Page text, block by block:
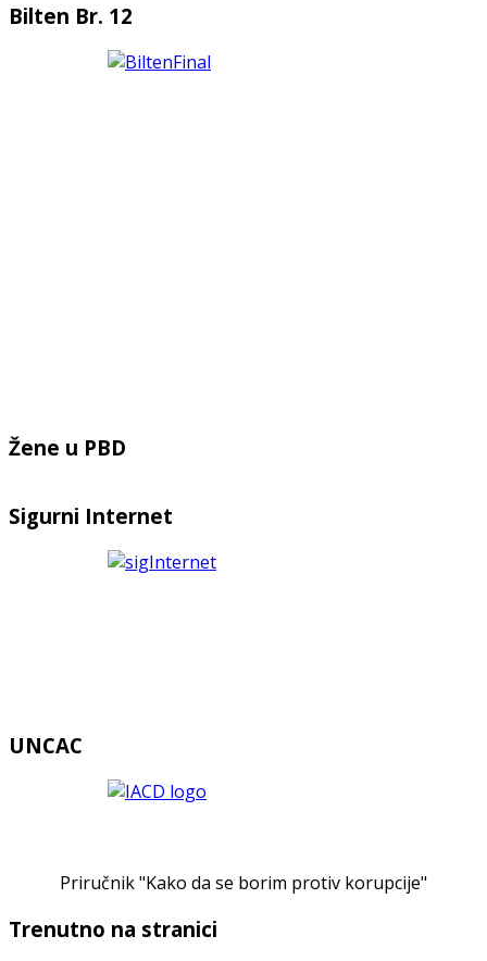
Bilten Br. 12
Žene u PBD
Sigurni Internet
UNCAC
Priručnik "Kako da se borim protiv korupcije"
Trenutno na stranici